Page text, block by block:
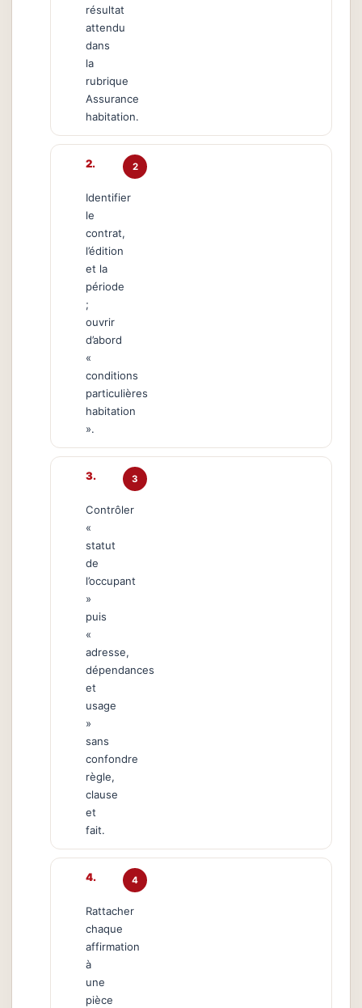
résultat
attendu
dans
la
rubrique
Assurance
habitation.
2
Identifier
le
contrat,
l’édition
et la
période
;
ouvrir
d’abord
«
conditions
particulières
habitation
».
3
Contrôler
«
statut
de
l’occupant
»
puis
«
adresse,
dépendances
et
usage
»
sans
confondre
règle,
clause
et
fait.
4
Rattacher
chaque
affirmation
à
une
pièce